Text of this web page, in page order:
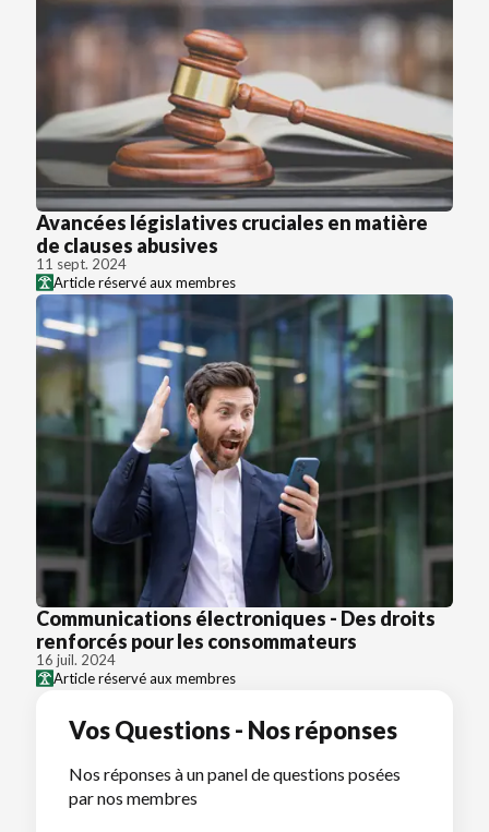
Avancées législatives cruciales en matière
de clauses abusives
11 sept. 2024
Article réservé aux membres
Communications électroniques - Des droits
renforcés pour les consommateurs
16 juil. 2024
Article réservé aux membres
Vos Questions - Nos réponses
Nos réponses à un panel de questions posées
par nos membres